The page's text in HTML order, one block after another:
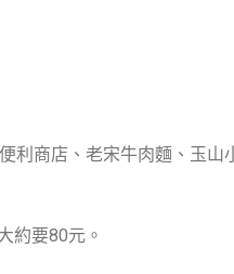
利商店、老宋牛肉麵、玉山
約要80元。